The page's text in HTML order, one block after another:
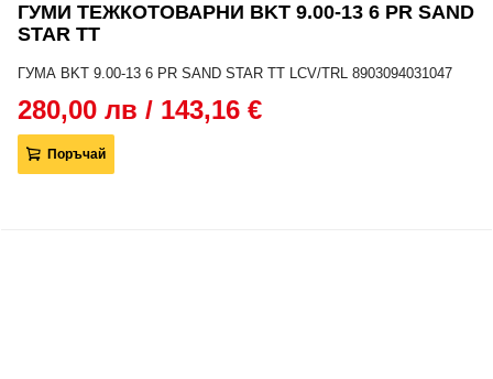
ГУМИ ТЕЖКОТОВАРНИ BKT 9.00-13 6 PR SAND
STAR TT
ГУМА BKT 9.00-13 6 PR SAND STAR TT LCV/TRL 8903094031047
280,00 лв / 143,16 €
Поръчай